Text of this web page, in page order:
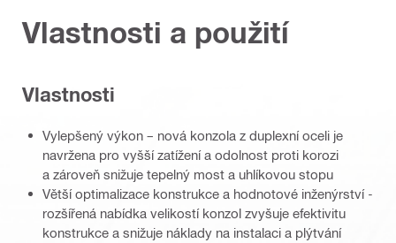
Vlastnosti a použití
Vlastnosti
Vylepšený výkon – nová konzola z duplexní oceli je
navržena pro vyšší zatížení a odolnost proti korozi
a zároveň snižuje tepelný most a uhlíkovou stopu
Větší optimalizace konstrukce a hodnotové inženýrství -
rozšířená nabídka velikostí konzol zvyšuje efektivitu
konstrukce a snižuje náklady na instalaci a plýtvání